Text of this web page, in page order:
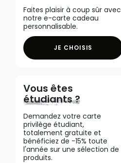
Faites plaisir à coup sûr avec
notre e-carte cadeau
personnalisable.
JE CHOISIS
Vous êtes
étudiants ?
Demandez votre carte
privilège étudiant,
totalement gratuite et
bénéficiez de -15% toute
l'année sur une sélection de
produits.